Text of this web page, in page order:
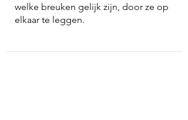
welke breuken gelijk zijn, door ze op
elkaar te leggen.